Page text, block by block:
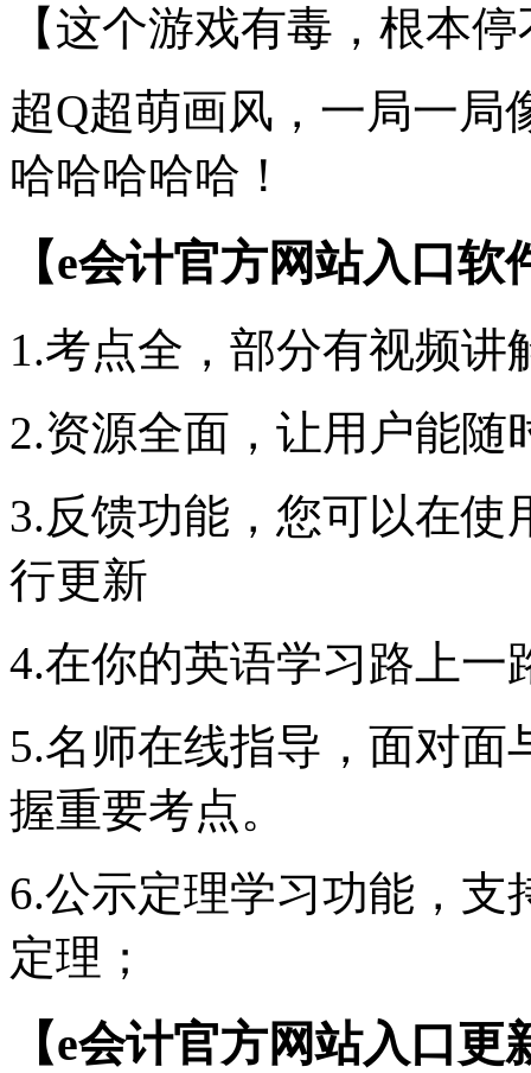
【这个游戏有毒，根本
超Q超萌画风，一局一局
哈哈哈哈哈！
【e会计官方网站入口软
1.考点全，部分有视频讲
2.资源全面，让用户能随
3.反馈功能，您可以在
行更新
4.在你的英语学习路上一
5.名师在线指导，面对
握重要考点。
6.公示定理学习功能，
定理；
【e会计官方网站入口更